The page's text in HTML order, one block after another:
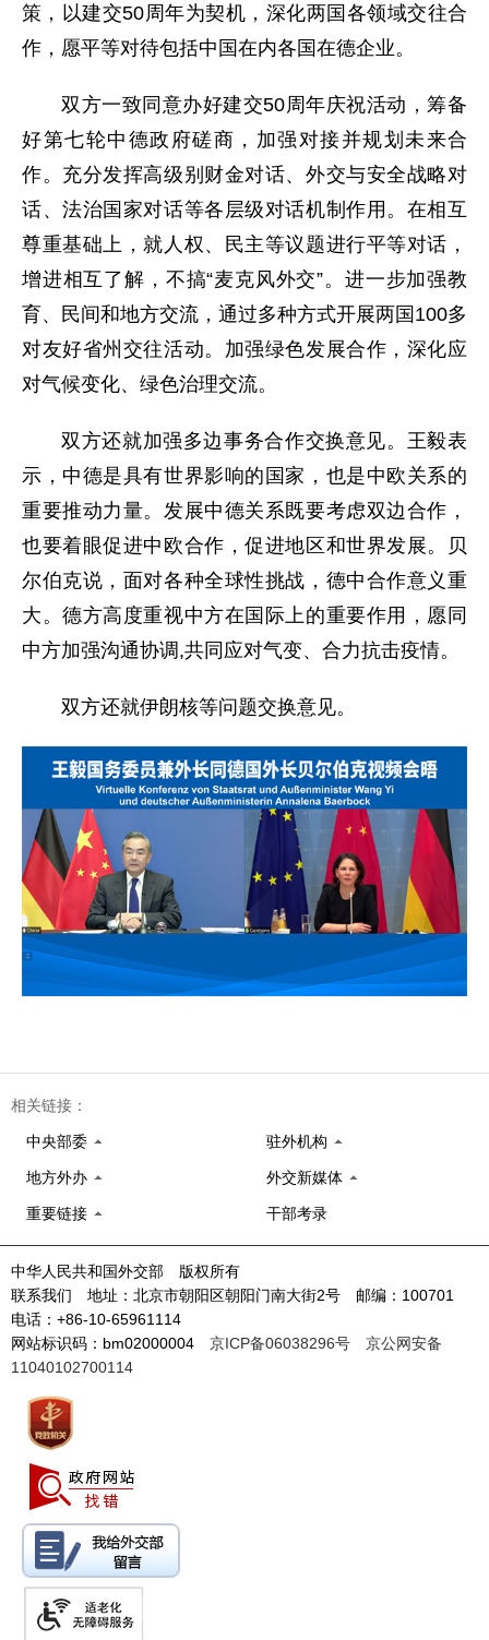
策，以建交50周年为契机，深化两国各领域交往合
作，愿平等对待包括中国在内各国在德企业。
双方一致同意办好建交50周年庆祝活动，筹备
好第七轮中德政府磋商，加强对接并规划未来合
作。充分发挥高级别财金对话、外交与安全战略对
话、法治国家对话等各层级对话机制作用。在相互
尊重基础上，就人权、民主等议题进行平等对话，
增进相互了解，不搞“麦克风外交”。进一步加强教
育、民间和地方交流，通过多种方式开展两国100多
对友好省州交往活动。加强绿色发展合作，深化应
对气候变化、绿色治理交流。
双方还就加强多边事务合作交换意见。王毅表
示，中德是具有世界影响的国家，也是中欧关系的
重要推动力量。发展中德关系既要考虑双边合作，
也要着眼促进中欧合作，促进地区和世界发展。贝
尔伯克说，面对各种全球性挑战，德中合作意义重
大。德方高度重视中方在国际上的重要作用，愿同
中方加强沟通协调,共同应对气变、合力抗击疫情。
双方还就伊朗核等问题交换意见。
相关链接：
中央部委 驻外机构
地方外办 外交新媒体
重要链接 干部考录
中华人民共和国外交部 版权所有
联系我们 地址：北京市朝阳区朝阳门南大街2号 邮编：100701
电话：+86-10-65961114
网站标识码：bm02000004 京ICP备06038296号
京公网安备
11040102700114